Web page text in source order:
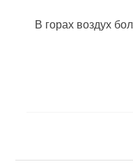
В горах воздух